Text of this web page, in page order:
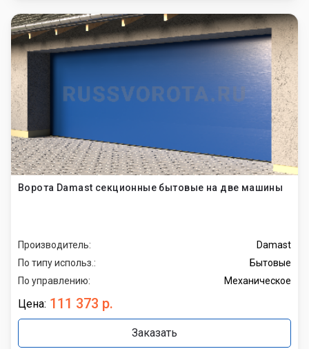
Ворота Damast секционные бытовые на две машины
Производитель:
Damast
По типу использ.:
Бытовые
По управлению:
Механическое
Цена: 111 373 р.
Заказать